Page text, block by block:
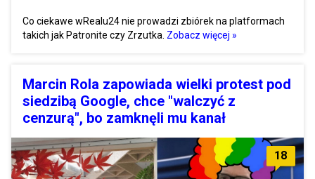
Co ciekawe wRealu24 nie prowadzi zbiórek na platformach
takich jak Patronite czy Zrzutka. Zobacz więcej »
Marcin Rola zapowiada wielki protest pod
siedzibą Google, chce "walczyć z
cenzurą", bo zamknęli mu kanał
18